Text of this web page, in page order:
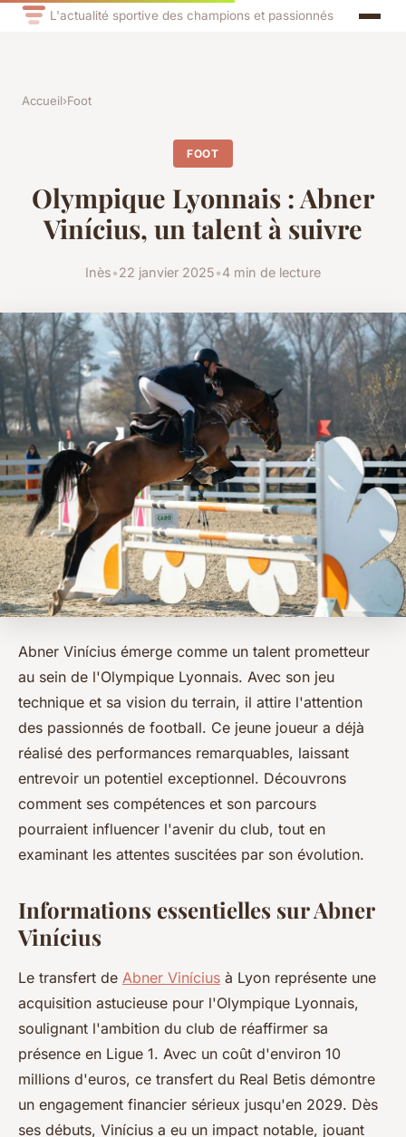
L'actualité sportive des champions et passionnés
Accueil›Foot
FOOT
Olympique Lyonnais : Abner
Vinícius, un talent à suivre
Inès•22 janvier 2025•4 min de lecture
Abner Vinícius émerge comme un talent prometteur
au sein de l'Olympique Lyonnais. Avec son jeu
technique et sa vision du terrain, il attire l'attention
des passionnés de football. Ce jeune joueur a déjà
réalisé des performances remarquables, laissant
entrevoir un potentiel exceptionnel. Découvrons
comment ses compétences et son parcours
pourraient influencer l'avenir du club, tout en
examinant les attentes suscitées par son évolution.
Informations essentielles sur Abner
Vinícius
Le transfert de Abner Vinícius à Lyon représente une
acquisition astucieuse pour l'Olympique Lyonnais,
soulignant l'ambition du club de réaffirmer sa
présence en Ligue 1. Avec un coût d'environ 10
millions d'euros, ce transfert du Real Betis démontre
un engagement financier sérieux jusqu'en 2029. Dès
ses débuts, Vinícius a eu un impact notable, jouant